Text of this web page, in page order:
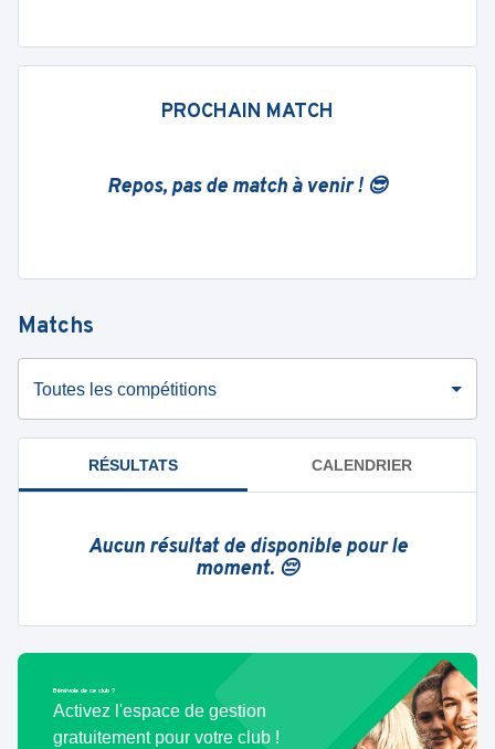
PROCHAIN MATCH
Repos, pas de match à venir ! 😎
Matchs
Toutes les compétitions
RÉSULTATS CALENDRIER
Aucun résultat de disponible pour le
moment. 😔
Bénévole de ce club ?
Activez l'espace de gestion
gratuitement pour votre club !